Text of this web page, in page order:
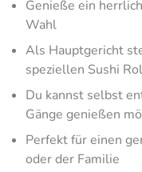
Genieße ein
Wahl
Als Hauptgericht
speziellen Sushi
Du kannst selbst
Gänge genießen
Perfekt für einen
oder der Familie